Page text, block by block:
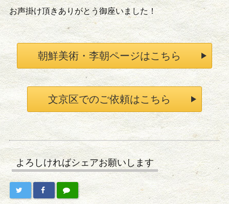
お声掛け頂きありがとう御座いました！
朝鮮美術・李朝ページはこちら
文京区でのご依頼はこちら
よろしければシェアお願いします